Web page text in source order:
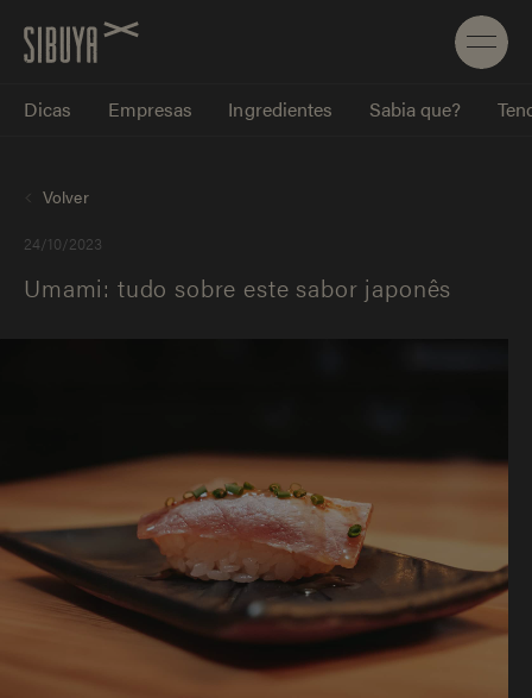
Dicas Empresas Ingredientes Sabia que?
24/10/2023
Volver
Umami: tudo sobre este sabor japonês